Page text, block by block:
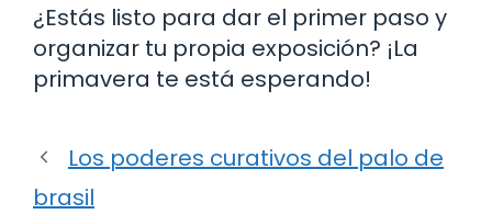
¿Estás listo para dar el primer paso y
organizar tu propia exposición? ¡La
primavera te está esperando!
Los poderes curativos del palo de
brasil